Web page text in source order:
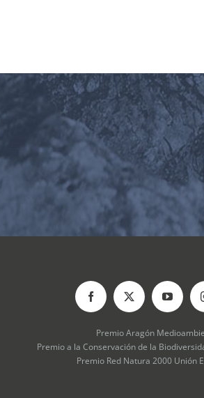
Premio Aragón
Premio a la Conservación de la
Premio Red Natura 2000 Unión